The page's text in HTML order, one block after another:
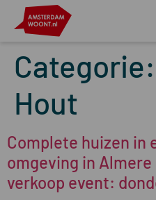
Categorie:
Hout
Complete huizen in
omgeving in
verkoop event: